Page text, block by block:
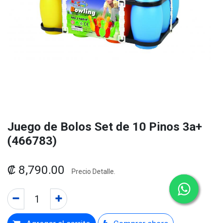
Juego de Bolos Set de 10 Pinos 3a+
(466783)
₡ 8,790.00 Precio Detalle.